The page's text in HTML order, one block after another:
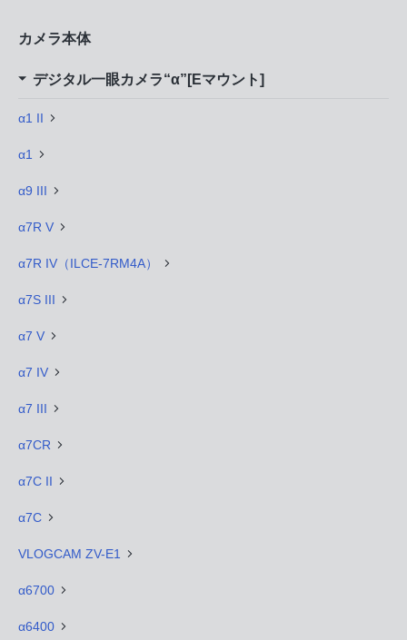
カメラ本体
デジタル一眼カメラ“α”[Eマウント]
α1 II
α1
α9 III
α7R V
α7R IV（ILCE-7RM4A）
α7S III
α7 V
α7 IV
α7 III
α7CR
α7C II
α7C
VLOGCAM ZV-E1
α6700
α6400